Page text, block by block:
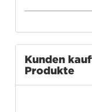
Kunden
Produkte